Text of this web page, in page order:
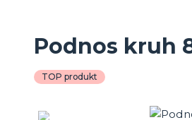
Podnos kruh
TOP produkt